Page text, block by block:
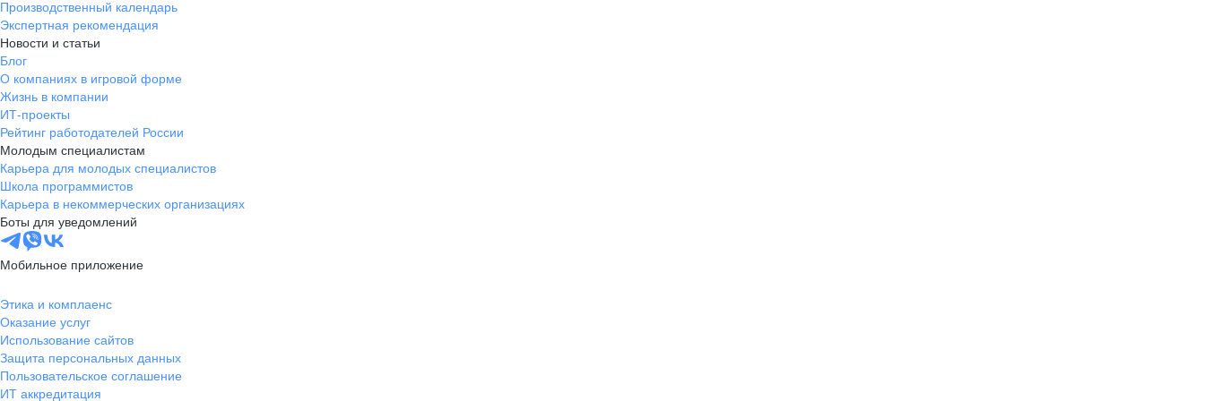
Производственный календарь
Экспертная рекомендация
Новости и статьи
Блог
О компаниях в игровой форме
Жизнь в компании
ИТ-проекты
Рейтинг работодателей России
Молодым специалистам
Карьера для молодых специалистов
Школа программистов
Карьера в некоммерческих организациях
Боты для уведомлений
Мобильное приложение
Этика и комплаенс
Оказание услуг
Использование сайтов
Защита персональных данных
Пользовательское соглашение
ИТ аккредитация